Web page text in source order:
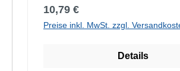
Regulärer Preis:
10,79 €
Preise inkl. MwSt. zzgl.
Details